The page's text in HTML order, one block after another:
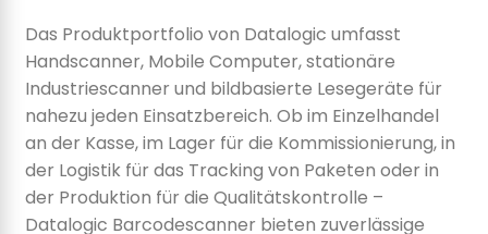
Das Produktportfolio von Datalogic umfasst
Handscanner, Mobile Computer, stationäre
Industriescanner und bildbasierte Lesegeräte für
nahezu jeden Einsatzbereich. Ob im Einzelhandel
an der Kasse, im Lager für die Kommissionierung, in
der Logistik für das Tracking von Paketen oder in
der Produktion für die Qualitätskontrolle –
Datalogic Barcodescanner bieten zuverlässige